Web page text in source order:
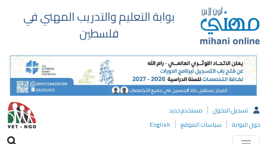
بوابة التعليم والتدريب المهني في
فلسطين
تسجيل الدخول | مستخدم جديد
حول البوابة | سياسات الموقع |
English